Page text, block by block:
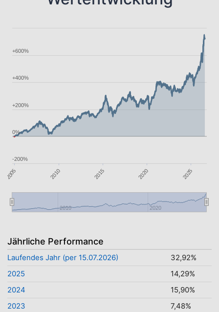
2005 2010 2015 2020 2025
2010 2020
-200%
0%
+200%
+400%
+600%
Jährliche Performance
Laufendes Jahr (per 15.07.2026)
32,92%
2025
14,29%
2024
15,90%
2023
7,48%